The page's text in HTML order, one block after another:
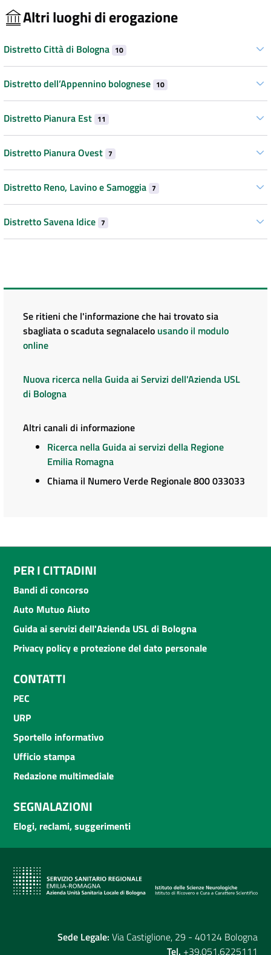
Altri luoghi di erogazione
Distretto Città di Bologna 10
Distretto dell’Appennino bolognese 10
Distretto Pianura Est 11
Distretto Pianura Ovest 7
Distretto Reno, Lavino e Samoggia 7
Distretto Savena Idice 7
Se ritieni che l'informazione che hai trovato sia
sbagliata o scaduta segnalacelo usando il modulo
online
Nuova ricerca nella Guida ai Servizi dell'Azienda USL
di Bologna
Altri canali di informazione
Ricerca nella Guida ai servizi della Regione
Emilia Romagna
Chiama il Numero Verde Regionale 800 033033
PER I CITTADINI
Bandi di concorso
Auto Mutuo Aiuto
Guida ai servizi dell'Azienda USL di Bologna
Privacy policy e protezione del dato personale
CONTATTI
PEC
URP
Sportello informativo
Ufficio stampa
Redazione multimediale
SEGNALAZIONI
Elogi, reclami, suggerimenti
Sede Legale: Via Castiglione, 29 - 40124 Bologna
Tel. +39.051.6225111